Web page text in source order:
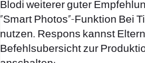
Blodi weiterer guter
„Smart Photos“-Funktion Bei
nutzen. Respons kannst
Befehlsubersicht zur